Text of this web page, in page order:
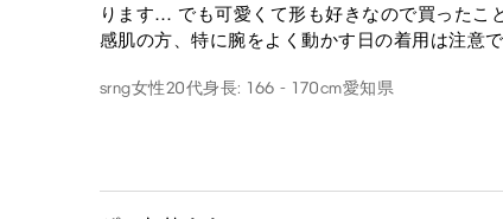
ります… でも可愛くて形も好きなので買ったこ
感肌の方、特に腕をよく動かす日の着用は注意
srng女性20代身長: 166 - 170cm愛知県